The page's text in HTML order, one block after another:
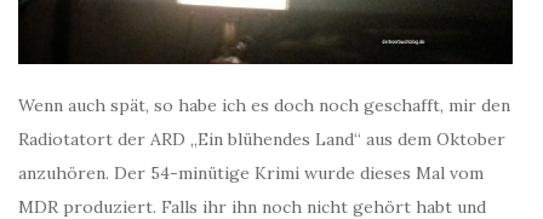
Wenn auch spät, so habe ich es doch noch geschafft, mir den
Radiotatort der ARD „Ein blühendes Land“ aus dem Oktober
anzuhören. Der 54-minütige Krimi wurde dieses Mal vom
MDR produziert. Falls ihr ihn noch nicht gehört habt und